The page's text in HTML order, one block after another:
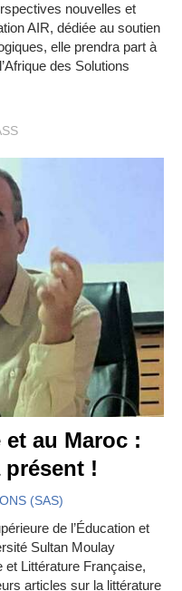
nouvelles et
AIR, dédiée au soutien
elle prendra part à
des Solutions
et au Maroc :
présent !
(SAS)
de l’Éducation et
Sultan Moulay
Littérature Française,
articles sur la littérature